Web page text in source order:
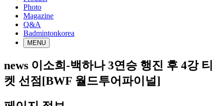
Photo
Magazine
Q&A
Badmintonkorea
MENU
news 이소희-백하나 3연승 행진 후 4강 티
켓 선점[BWF 월드투어파이널]